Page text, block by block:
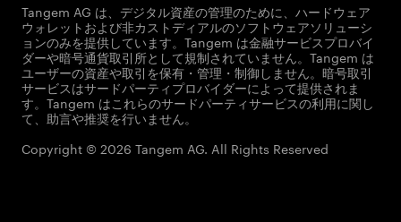
Tangem AG は、デジタル資産の管理のために、ハードウェア
ウォレットおよび非カストディアルのソフトウェアソリューシ
ョンのみを提供しています。Tangem は金融サービスプロバイ
ダーや暗号通貨取引所として規制されていません。Tangem は
ユーザーの資産や取引を保有・管理・制御しません。暗号取引
サービスはサードパーティプロバイダーによって提供されま
す。Tangem はこれらのサードパーティサービスの利用に関し
て、助言や推奨を行いません。